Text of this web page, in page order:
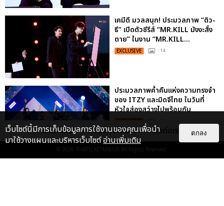
เคมีดี มวลสนุก! ประมวลภาพ “ดิว-
ธี” เปิดตัวซีรีส์ “MR.KILL มังงะสั่ง
ตาย” ในงาน “MR.KILL...
EXCLUSIVE : 14
ประมวลภาพค่ำคืนแห่งความทรงจำ
ของ ITZY และมิดจีไทย ในวันที่
หัวใจส่องสว่างไปพร้อมกัน
EXCLUSIVE
เกี่ยวกับเรา ติดต่อลงโฆษณา ติดต่อเรา
© 2026 THAITICKETMAJOR All Rights Reserved.
เว็บไซต์นี้มีการเก็บข้อมูลการใช้งานของคุณเพื่อนำ
มาใช้วางแผนและบริหารเว็บไซต์อ่านเพิ่มเติม
ตกลง